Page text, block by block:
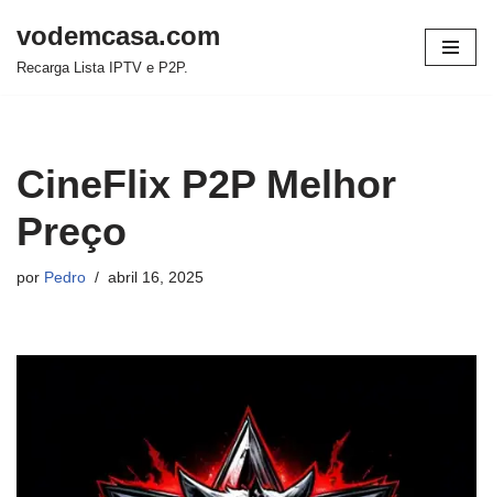
Pular
vodemcasa.com
Recarga Lista IPTV e P2P.
CineFlix P2P Melhor
Preço
por Pedro abril 16, 2025